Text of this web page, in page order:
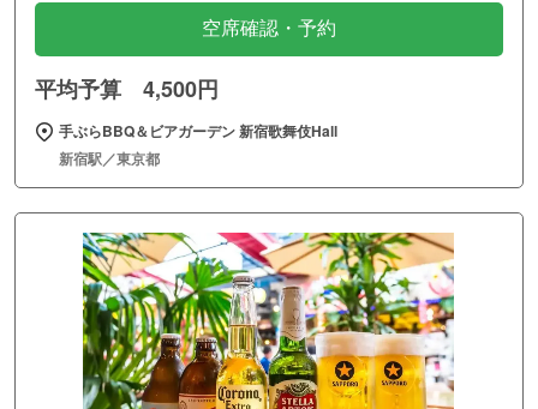
空席確認・予約
平均予算 4,500円
手ぶらBBQ＆ビアガーデン 新宿歌舞伎Hall
新宿駅／東京都